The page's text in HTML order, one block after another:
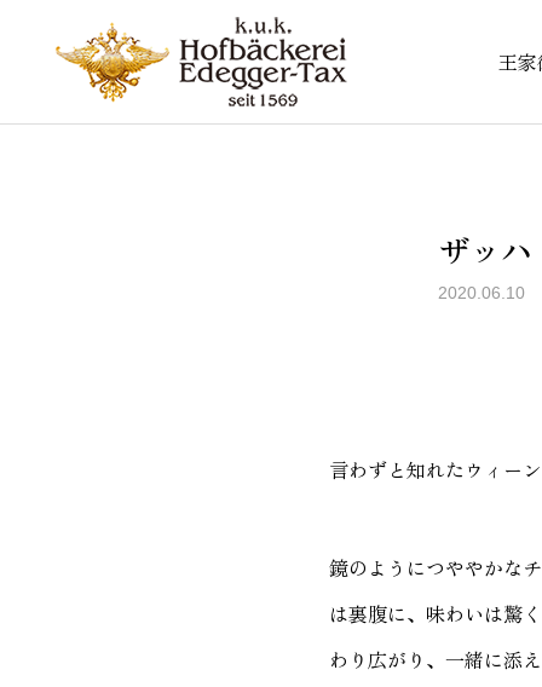
王
ザッ
2020.06.10
言わずと知れたウィー
鏡のようにつややかな
は裏腹に、味わいは驚
わり広がり、一緒に添